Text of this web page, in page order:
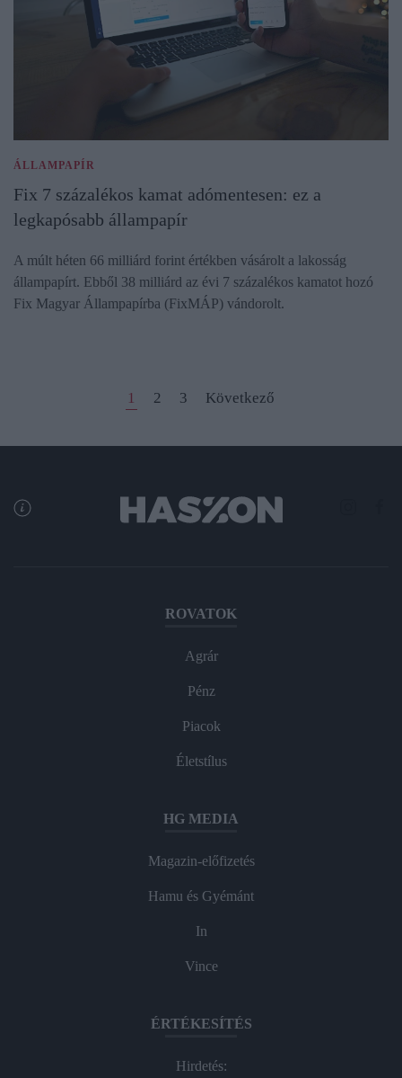
ÁLLAMPAPÍR
Fix 7 százalékos kamat adómentesen: ez a
legkapósabb állampapír
A múlt héten 66 milliárd forint értékben vásárolt a lakosság
állampapírt. Ebből 38 milliárd az évi 7 százalékos kamatot hozó
Fix Magyar Állampapírba (FixMÁP) vándorolt.
1 2 3 Következő
ROVATOK
Agrár
Pénz
Piacok
Életstílus
HG MEDIA
Magazin-előfizetés
Hamu és Gyémánt
In
Vince
ÉRTÉKESÍTÉS
Hirdetés: